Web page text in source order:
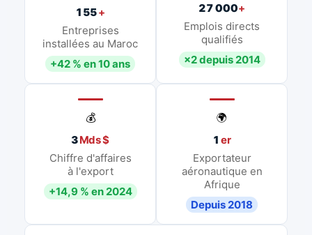
155+
Entreprises
installées au Maroc
+42 % en 10 ans
27 000+
Emplois directs
qualifiés
×2 depuis 2014
💰
3Mds $
Chiffre d'affaires
à l'export
+14,9 % en 2024
🌍
1 er
Exportateur
aéronautique en
Afrique
Depuis 2018